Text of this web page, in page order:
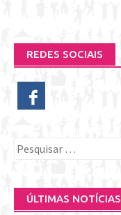
REDES SOCIAIS
Pesquisar
ÚLTIMAS NOTÍCIAS